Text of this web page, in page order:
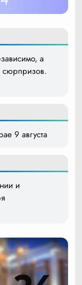
а
сюрпризов.
9 августа
и